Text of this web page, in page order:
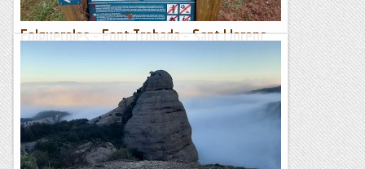
Folgueroles - Font Trobada - Sant Llorenç
del Munt - Salt de la Minyona (861 m)
Dissabte 17 de febrer de 2024Hora de sortida: ¾ de set del
matí. Ubicació: Comarca d’Osona. Temps aproximat: 5 h 15
min (16,3 km) Desnivell: 591 m...
Maifemcim.cat